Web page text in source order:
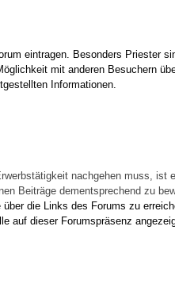
eintragen. Besonders Priester
mit anderen Besuchern
Informationen.
nachgehen muss, ist
Beiträge dementsprechend zu
die Links des Forums zu
auf dieser Forumspräsenz